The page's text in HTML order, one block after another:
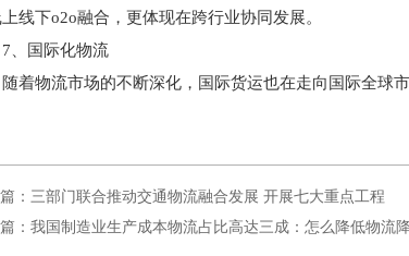
线下o2o融合，更体现在跨行业协同发展。
7、国际化物流
随着物流市场的不断深化，国际货运也在走向国际全球
：三部门联合推动交通物流融合发展 开展七大重点工程
：我国制造业生产成本物流占比高达三成：怎么降低物流